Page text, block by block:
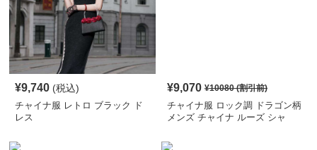
¥9,740 (税込)
チャイナ服 レトロ ブラック ド
レス
¥9,070 ¥10080(割引前)
チャイナ服 ロック調 ドラゴン柄
メンズ チャイナ ルーズ シャ